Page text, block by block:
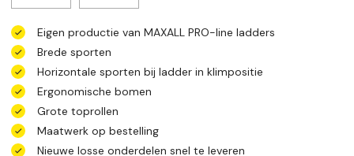
Eigen productie van MAXALL PRO-line ladders
Brede sporten
Horizontale sporten bij ladder in klimpositie
Ergonomische bomen
Grote toprollen
Maatwerk op bestelling
Nieuwe losse onderdelen snel te leveren